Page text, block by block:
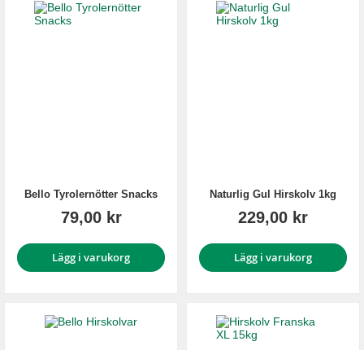
Bello Tyrolernötter Snacks
79,00 kr
Lägg i varukorg
Naturlig Gul Hirskolv 1kg
229,00 kr
Lägg i varukorg